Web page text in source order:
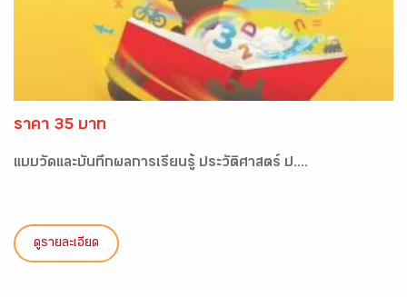
ราคา 35 บาท
แบบวัดและบันทึกผลการเรียนรู้ ประวัติศาสตร์ ป....
ดูรายละเอียด